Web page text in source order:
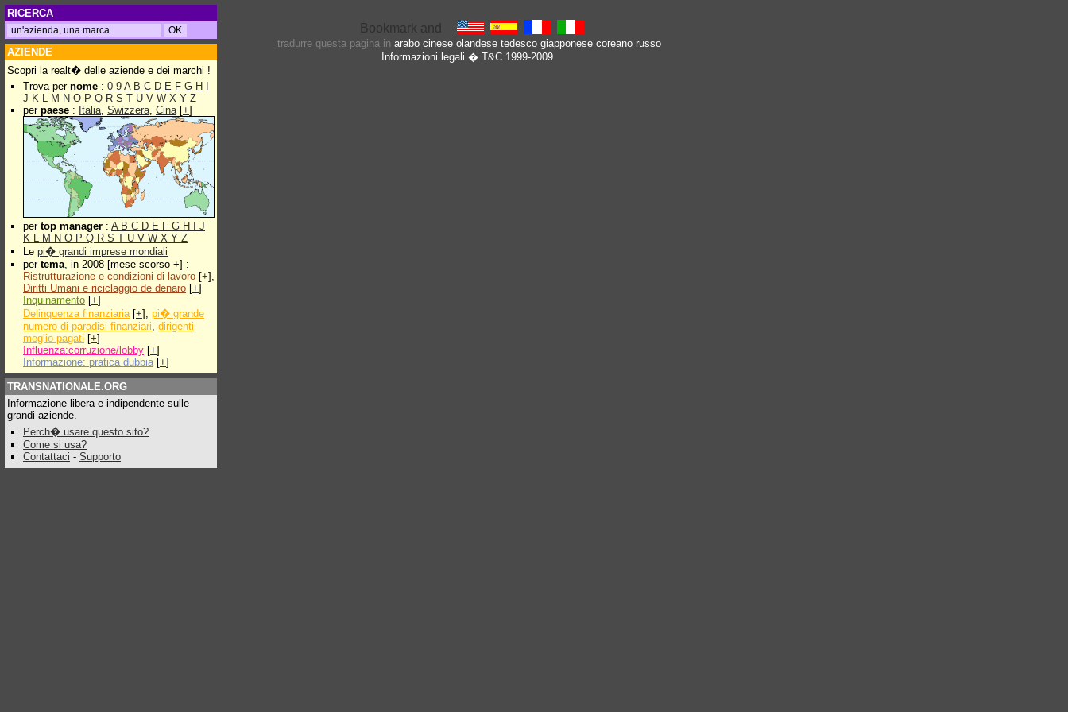
RICERCA
AZIENDE
Scopri la realt� delle aziende e dei marchi !
Trova per nome : 0-9 A B C D E F G H
J K L M N O P Q R S T U V W X Y Z
per paese : Italia, Swizzera, Cina[+]
per top manager : A B C D E F G H
J
K L M N O P Q R S T U V W X Y Z
Le pi� grandi imprese mondiali
per tema, in 2008 [mese scorso +] :
Ristrutturazione e condizioni di lavoro [+],
Diritti Umani e riciclaggio de denaro [+]
Inquinamento [+]
Delinquenza finanziaria[+], pi� grande
numero di paradisi finanziari, dirigenti
meglio pagati [+]
Influenza:corruzione/lobby [+]
Informazione: pratica dubbia [+]
TRANSNATIONALE.ORG
Informazione libera e indipendente sulle
grandi aziende.
Perch� usare questo sito?
Come si usa?
Contattaci - Supporto
tradurre questa pagina in arabo cinese olandese tedesco giapponese coreano russo
Informazioni legali � T&C 1999-2009